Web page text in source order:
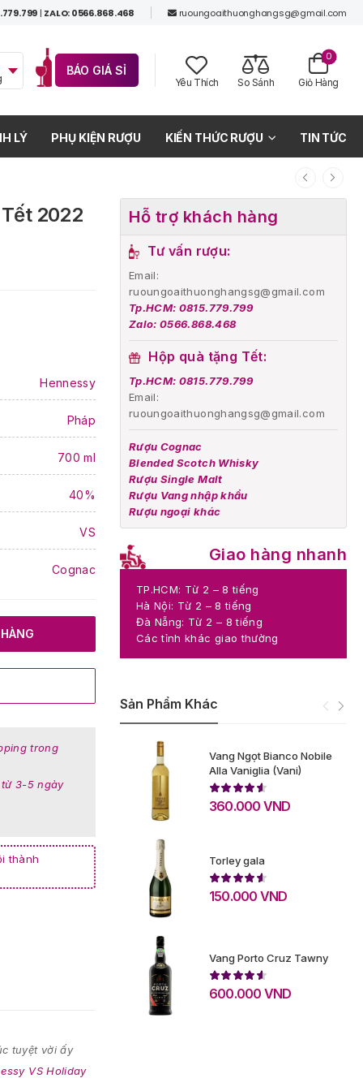
| ZALO: 0566.868.468 ruoungoaithuonghangsg@gmail.com
BÁO GIÁ SỈ
Yêu Thích So Sánh Giỏ Hàng
0
LÝ PHỤ KIỆN RƯỢU KIẾN THỨC RƯỢU TIN TỨC
Hỗ trợ khách hàng
Tư vấn rượu:
Email:
ruoungoaithuonghangsg@gmail.com
Tp.HCM: 0815.779.799
Zalo: 0566.868.468
Hộp quà tặng Tết:
Tp.HCM: 0815.779.799
Email:
ruoungoaithuonghangsg@gmail.com
Rượu Cognac
Blended Scotch Whisky
Rượu Single Malt
Rượu Vang nhập khẩu
Rượu ngoại khác
Giao hàng nhanh
TP.HCM: Từ 2 – 8 tiếng
Hà Nội: Từ 2 – 8 tiếng
Đà Nẵng: Từ 2 – 8 tiếng
Các tỉnh khác giao thường
Sản Phẩm Khác
Vang Ngọt Bianco Nobile
Alla Vaniglia (Vani)
360.000 VND
Torley gala
150.000 VND
Vang Porto Cruz Tawny
600.000 VND
2022
Hennessy
Pháp
700 ml
40%
VS
Cognac
trong
3-5 ngày
thành
tuyệt vời ấy
VS Holiday